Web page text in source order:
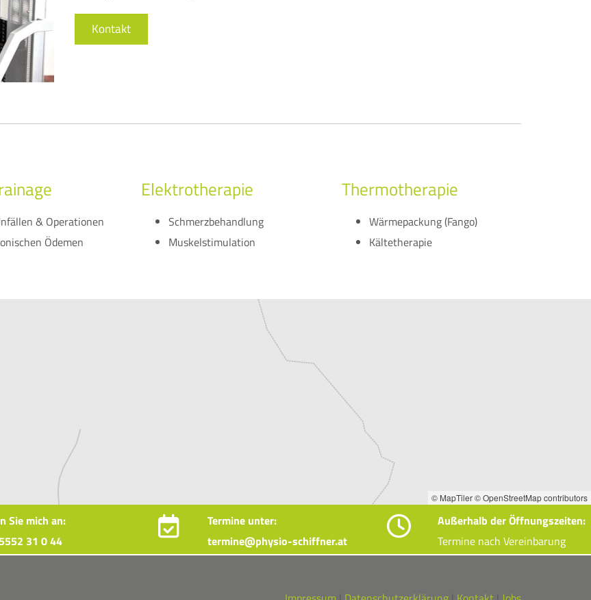
Kontakt
& Operationen
Ödemen
Elektrotherapie
Schmerzbehandlung
Muskelstimulation
Thermotherapie
Wärmepackung (Fango)
Kältetherapie
© MapTiler© OpenStreetMap contributors
Sie mich an:
31 0 44

Termine unter:
termine@physio-schiffner.at

Außerhalb der Öffnungszeiten:
Termine nach Vereinbarung